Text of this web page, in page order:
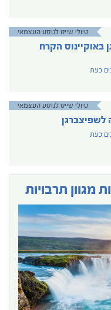
טיולי שייט לנוסע העצמאי
באוקיינוס הקרח
כעת
טיולי שייט לנוסע העצמאי
לשפיצברגן
כעת
תרבויות